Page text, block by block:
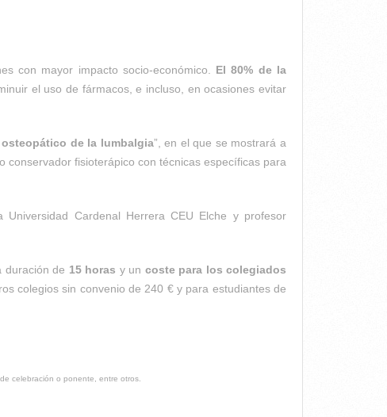
con mayor impacto socio-económico. El 80% de la
el uso de fármacos, e incluso, en ocasiones evitar
osteopático de la lumbalgia”, en el que se mostrará a
fisioterápico con técnicas específicas para
Universidad Cardenal Herrera CEU Elche y profesor
duración de 15 horas y un coste para los colegiados
colegios sin convenio de 240 € y para estudiantes de
celebración o ponente, entre otros.